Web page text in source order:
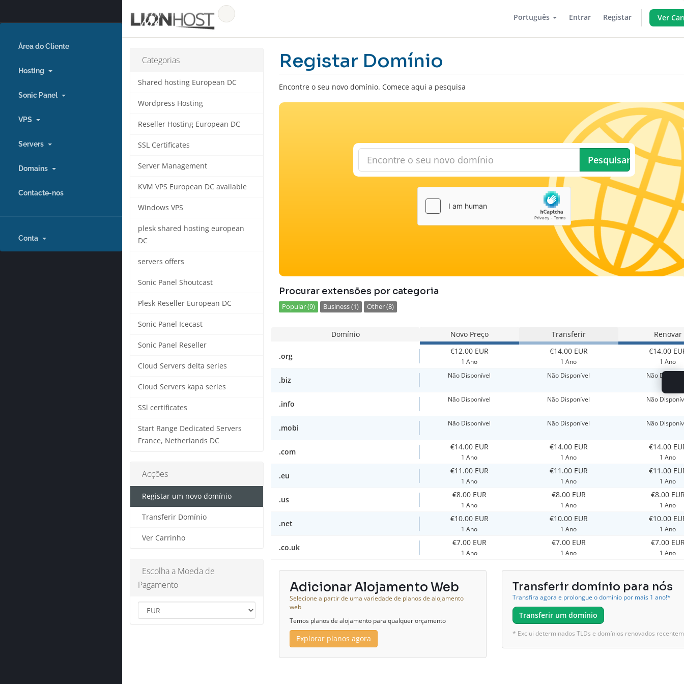
Português Entrar Registar Ver
Área do Cliente
Hosting
Sonic Panel
VPS
Servers
Domains
Contacte-nos
Conta
Categorias
Shared hosting European DC
Wordpress Hosting
Reseller Hosting European DC
SSL Certificates
Server Management
KVM VPS European DC available
Windows VPS
plesk shared hosting european
DC
servers offers
Sonic Panel Shoutcast
Plesk Reseller European DC
Sonic Panel Icecast
Sonic Panel Reseller
Cloud Servers delta series
Cloud Servers kapa series
SSl certificates
Start Range Dedicated Servers
France, Netherlands DC
Acções
Registar um novo domínio
Transferir Domínio
Ver Carrinho
Escolha a Moeda de
Pagamento
Registar Domínio
Encontre o seu novo domínio. Comece aqui a pesquisa
Pesquisar
Procurar extensões por categoria
Popular (9) Business (1) Other (8)
Domínio Novo Preço Transferir Renovar
.org
€12.00 EUR
1 Ano
€14.00 EUR
1 Ano
€14.00
1 Ano
.biz Não Disponível Não Disponível Não
.info Não Disponível Não Disponível Não
.mobi Não Disponível Não Disponível Não
.com
€14.00 EUR
1 Ano
€14.00 EUR
1 Ano
€14.00
1 Ano
.eu
€11.00 EUR
1 Ano
€11.00 EUR
1 Ano
€11.00
1 Ano
.us
€8.00 EUR
1 Ano
€8.00 EUR
1 Ano
€8.00
1 Ano
.net
€10.00 EUR
1 Ano
€10.00 EUR
1 Ano
€10.00
1 Ano
.co.uk
€7.00 EUR
1 Ano
€7.00 EUR
1 Ano
€7.00
1 Ano
Adicionar Alojamento Web
Selecione a partir de uma variedade de planos de alojamento
web
Temos planos de alojamento para qualquer orçamento
Explorar planos agora
Transferir domínio para nós
Transfira agora e prolongue o domínio por mais 1 ano!*
Transferir um domínio
* Exclui determinados TLDs e domínios renovados